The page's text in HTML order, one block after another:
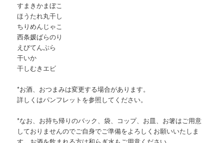
すまきかまぼこ
ほうたれ丸干し
ちりめんじゃこ
西条媛ばらのり
えびてんぷら
干いか
干しむきエビ
*お酒、おつまみは変更する場合があります。
詳しくはパンフレットを参照してください。
*なお、お持ち帰りのバック、袋、コップ、お皿、お箸はご用意
しておりませんのでご自身でご準備をよろしくお願いいたしま